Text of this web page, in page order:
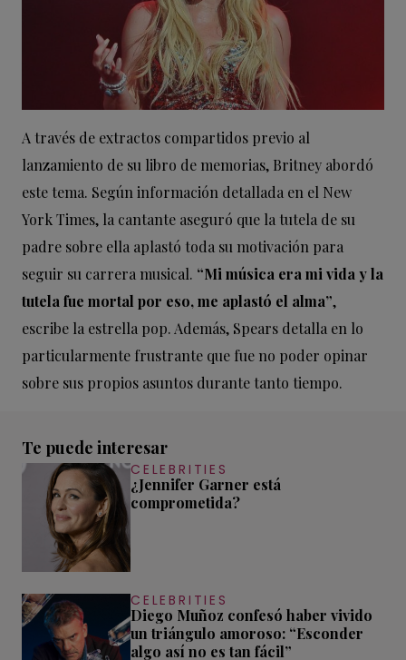
A través de extractos compartidos previo al
lanzamiento de su libro de memorias, Britney abordó
este tema. Según información detallada en el New
York Times, la cantante aseguró que la tutela de su
padre sobre ella aplastó toda su motivación para
seguir su carrera musical. “Mi música era mi vida y la
tutela fue mortal por eso, me aplastó el alma”,
escribe la estrella pop. Además, Spears detalla en lo
particularmente frustrante que fue no poder opinar
sobre sus propios asuntos durante tanto tiempo.
Te puede interesar
CELEBRITIES
¿Jennifer Garner está
comprometida?
CELEBRITIES
Diego Muñoz confesó haber vivido
un triángulo amoroso: “Esconder
algo así no es tan fácil”